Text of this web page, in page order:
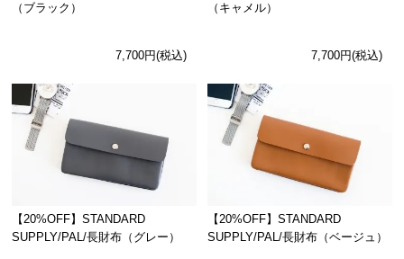
（ブラック）
7,700円(税込)
（キャメル）
7,700円(税込)
【20%OFF】STANDARD
SUPPLY/PAL/長財布（グレー）
【20%OFF】STANDARD
SUPPLY/PAL/長財布（ベージュ）